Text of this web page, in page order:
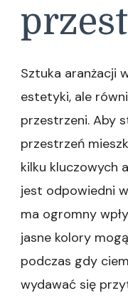
Sztuka aranżacji
estetyki, ale
przestrzeni. Aby
przestrzeń
kilku kluczowych
jest odpowiedni
ma ogromny
jasne kolory
podczas gdy
wydawać się